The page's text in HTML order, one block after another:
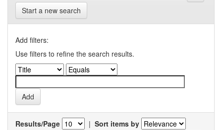
Start a new search
Add filters:
Use filters to refine the search results.
Results/Page | Sort items by